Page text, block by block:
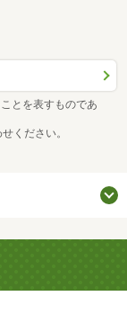
とを表すものであ
ください。